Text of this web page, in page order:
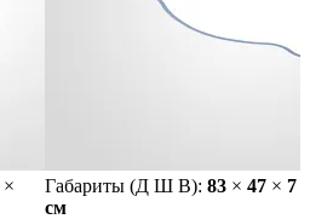
×
Габариты (Д Ш В): 83 × 47 × 7
cм